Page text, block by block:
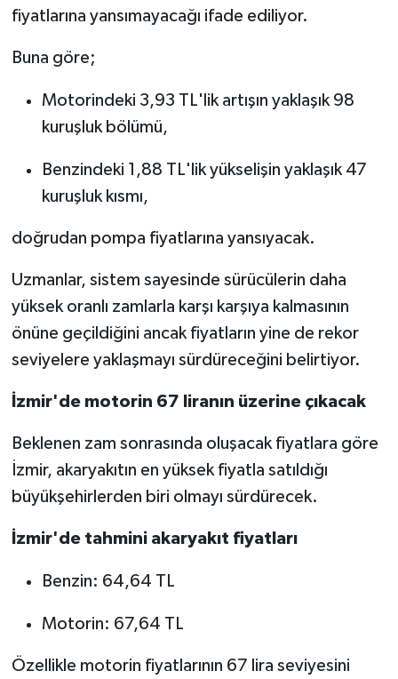
fiyatlarına yansımayacağı ifade ediliyor.
Buna göre;
Motorindeki 3,93 TL'lik artışın yaklaşık 98
kuruşluk bölümü,
Benzindeki 1,88 TL'lik yükselişin yaklaşık 47
kuruşluk kısmı,
doğrudan pompa fiyatlarına yansıyacak.
Uzmanlar, sistem sayesinde sürücülerin daha
yüksek oranlı zamlarla karşı karşıya kalmasının
önüne geçildiğini ancak fiyatların yine de rekor
seviyelere yaklaşmayı sürdüreceğini belirtiyor.
İzmir'de motorin 67 liranın üzerine çıkacak
Beklenen zam sonrasında oluşacak fiyatlara göre
İzmir, akaryakıtın en yüksek fiyatla satıldığı
büyükşehirlerden biri olmayı sürdürecek.
İzmir'de tahmini akaryakıt fiyatları
Benzin: 64,64 TL
Motorin: 67,64 TL
Özellikle motorin fiyatlarının 67 lira seviyesini